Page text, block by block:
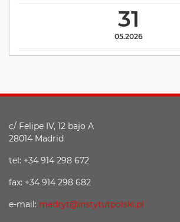
31
05.2026
c/ Felipe IV, 12 bajo A
28014 Madrid
tel: +34 914 298 672
fax: +34 914 298 682
e-mail: madryt@instytutpolski.pl